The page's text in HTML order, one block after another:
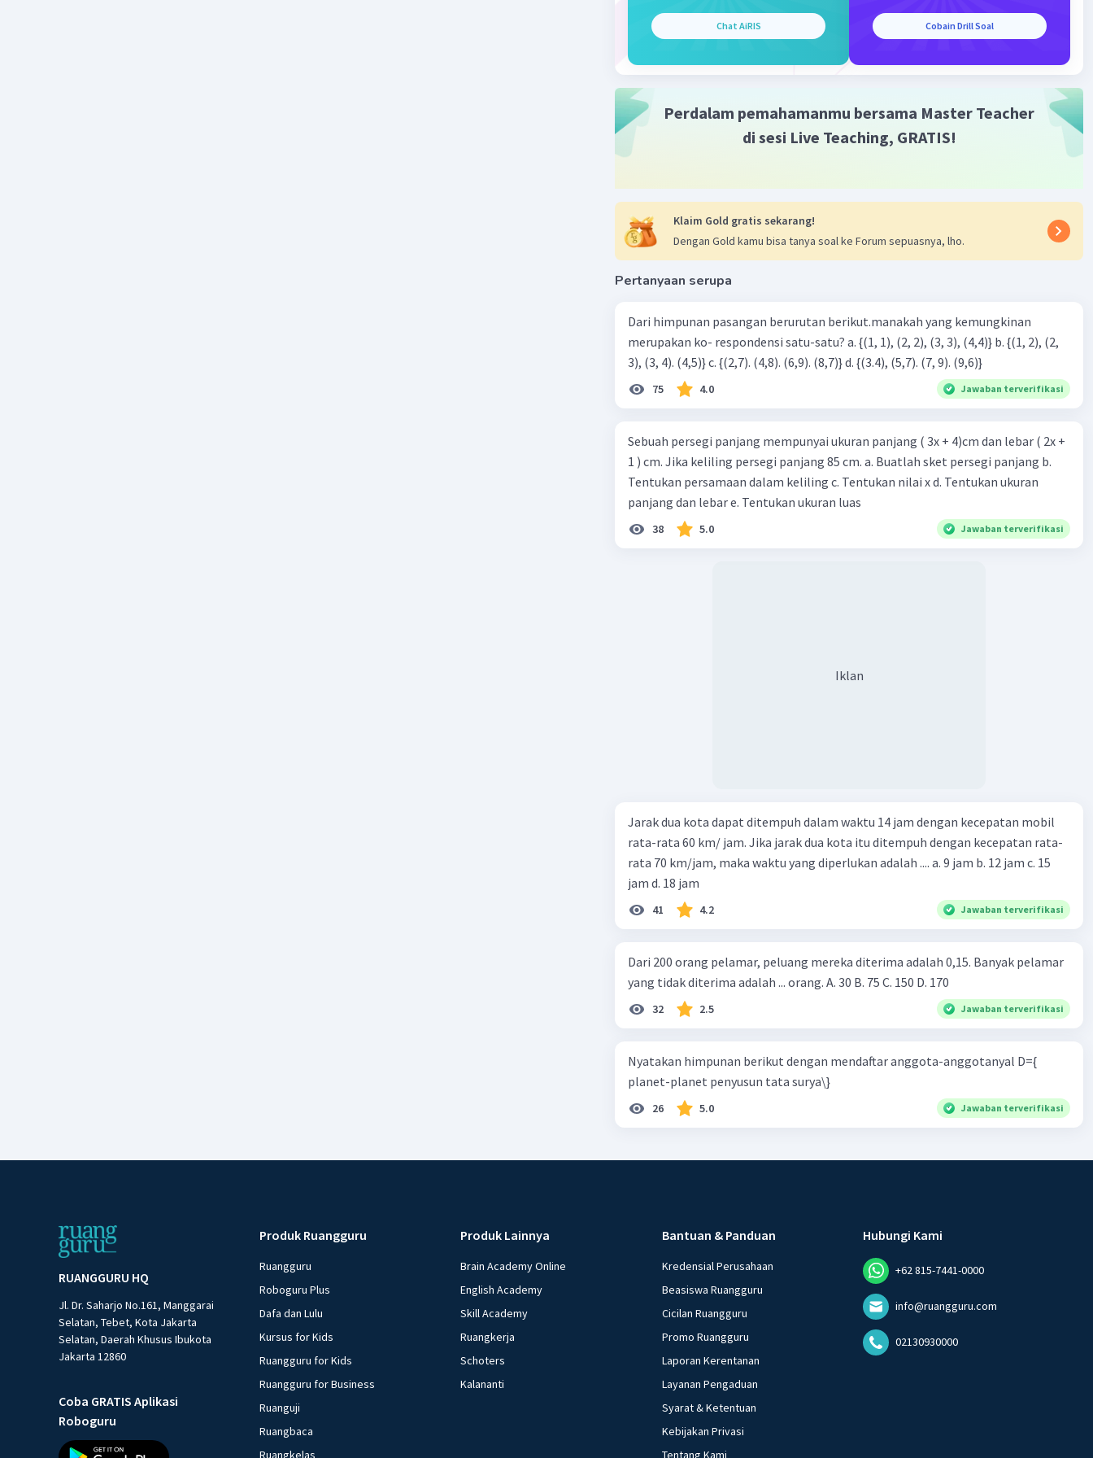
= 62/24
Karena 62/24 lebih dari 60/24 maka 62/24 > 10/4
atas adalah >
Beri Rating 0.0 ( Balas
Iklan
Chat AiRIS Cobain Drill Soal
Perdalam pemahamanmu bersama Master Teacher
di sesi Live Teaching, GRATIS!
Klaim Gold gratis sekarang!
Dengan Gold kamu bisa tanya soal ke Forum sepuasnya, lho.
Pertanyaan serupa
Dari himpunan pasangan berurutan berikut.manakah yang kemungkinan
merupakan ko- respondensi satu-satu? a. {(1, 1), (2, 2), (3, 3), (4,4)} b. {(1, 2), (2,
3), (3, 4). (4,5)} c. {(2,7). (4,8). (6,9). (8,7)} d. {(3.4), (5,7). (7, 9). (9,6)}
75 4.0 Jawaban terverifikasi
Sebuah persegi panjang mempunyai ukuran panjang ( 3x + 4)cm dan lebar ( 2x +
1 ) cm. Jika keliling persegi panjang 85 cm. a. Buatlah sket persegi panjang b.
Tentukan persamaan dalam keliling c. Tentukan nilai x d. Tentukan ukuran
panjang dan lebar e. Tentukan ukuran luas
38 5.0 Jawaban terverifikasi
Iklan
Jarak dua kota dapat ditempuh dalam waktu 14 jam dengan kecepatan mobil
rata-rata 60 km/ jam. Jika jarak dua kota itu ditempuh dengan kecepatan rata-
rata 70 km/jam, maka waktu yang diperlukan adalah .... a. 9 jam b. 12 jam c. 15
jam d. 18 jam
41 4.2 Jawaban terverifikasi
Dari 200 orang pelamar, peluang mereka diterima adalah 0,15. Banyak pelamar
yang tidak diterima adalah ... orang. A. 30 B. 75 C. 150 D. 170
32 2.5 Jawaban terverifikasi
Nyatakan himpunan berikut dengan mendaftar anggota-anggotanyal D={
planet-planet penyusun tata surya\}
26 5.0 Jawaban terverifikasi
RUANGGURU HQ
Jl. Dr. Saharjo No.161, Manggarai
Selatan, Tebet, Kota Jakarta
Selatan, Daerah Khusus Ibukota
Jakarta 12860
Coba GRATIS Aplikasi
Roboguru
Produk Ruangguru
Ruangguru
Roboguru Plus
Dafa dan Lulu
Kursus for Kids
Ruangguru for Kids
Ruangguru for Business
Ruanguji
Ruangbaca
Ruangkelas
Produk Lainnya
Brain Academy Online
English Academy
Skill Academy
Ruangkerja
Schoters
Kalananti
Bantuan & Panduan
Kredensial Perusahaan
Beasiswa Ruangguru
Cicilan Ruangguru
Promo Ruangguru
Laporan Kerentanan
Layanan Pengaduan
Syarat & Ketentuan
Kebijakan Privasi
Tentang Kami
Hubungi Kami
+62 815-7441-0000
info@ruangguru.com
02130930000